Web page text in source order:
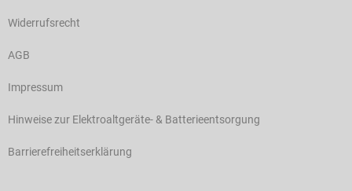
Widerrufsrecht
AGB
Impressum
Hinweise zur Elektroaltgeräte- & Batterieentsorgung
Barrierefreiheitserklärung